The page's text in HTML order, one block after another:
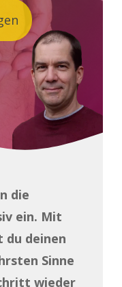
die
ein. Mit
du deinen
Sinne
wieder